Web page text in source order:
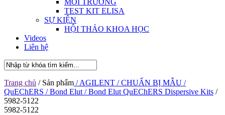
MÔI TRƯỜNG
TEST KIT ELISA
SỰ KIỆN
HỘI THẢO KHOA HỌC
Videos
Liên hệ
Trang chủ / Sản phẩm / AGILENT / CHUẨN BỊ MẪU /
QuEChERS / Bond Elut / Bond Elut QuEChERS Dispersive Kits /
5982-5122
5982-5122